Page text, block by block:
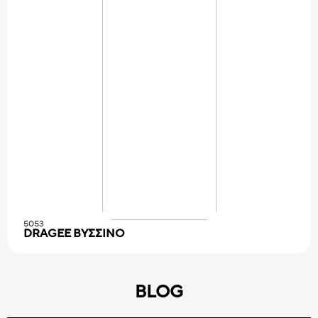
5053
DRAGEE ΒΥΣΣΙΝΟ
BLOG